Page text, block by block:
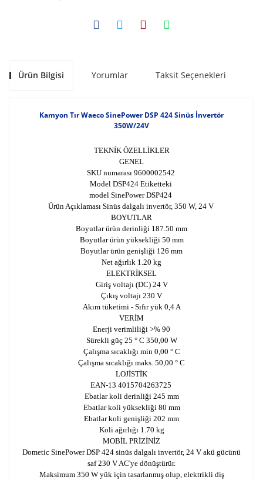
Ürün Bilgisi Yorumlar Taksit Seçenekleri
Kamyon Tır Waeco SinePower DSP 424 Sinüs İnvertör
350W/24V
TEKNİK ÖZELLİKLER
GENEL
SKU numarası 9600002542
Model DSP424 Etiketteki
model SinePower DSP424
Ürün Açıklaması Sinüs dalgalı invertör, 350 W, 24 V
BOYUTLAR
Boyutlar ürün derinliği 187.50 mm
Boyutlar ürün yüksekliği 50 mm
Boyutlar ürün genişliği 126 mm
Net ağırlık 1.20 kg
ELEKTRİKSEL
Giriş voltajı (DC) 24 V
Çıkış voltajı 230 V
Akım tüketimi - Sıfır yük 0,4 A
VERİM
Enerji verimliliği >% 90
Sürekli güç 25 ° C 350,00 W
Çalışma sıcaklığı min 0,00 ° C
Çalışma sıcaklığı maks. 50,00 ° C
LOJİSTİK
EAN-13 4015704263725
Ebatlar koli derinliği 245 mm
Ebatlar koli yüksekliği 80 mm
Ebatlar koli genişliği 202 mm
Koli ağırlığı 1.70 kg
MOBİL PRİZİNİZ
Dometic SinePower DSP 424 sinüs dalgalı invertör, 24 V akü gücünü
saf 230 V AC'ye dönüştürür.
Maksimum 350 W yük için tasarlanmış olup, elektrikli diş